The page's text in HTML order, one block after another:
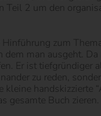
2 um den
zum
dem man ausgeht.
Er ist tiefgründiger
zu reden,
handskizzierte
gesamte Buch